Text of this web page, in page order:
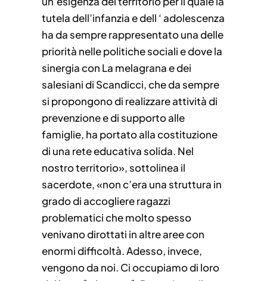
tutela dell’infanzia e dell ‘ adolescenza
ha da sempre rappresentato una delle
priorità nelle politiche sociali e dove la
sinergia con La melagrana e dei
salesiani di Scandicci, che da sempre
si propongono di realizzare attività di
prevenzione e di supporto alle
famiglie, ha portato alla costituzione
di una rete educativa solida. Nel
nostro territorio», sottolinea il
sacerdote, «non c’era una struttura in
grado di accogliere ragazzi
problematici che molto spesso
venivano dirottati in altre aree con
enormi difficoltà. Adesso, invece,
vengono da noi. Ci occupiamo di loro